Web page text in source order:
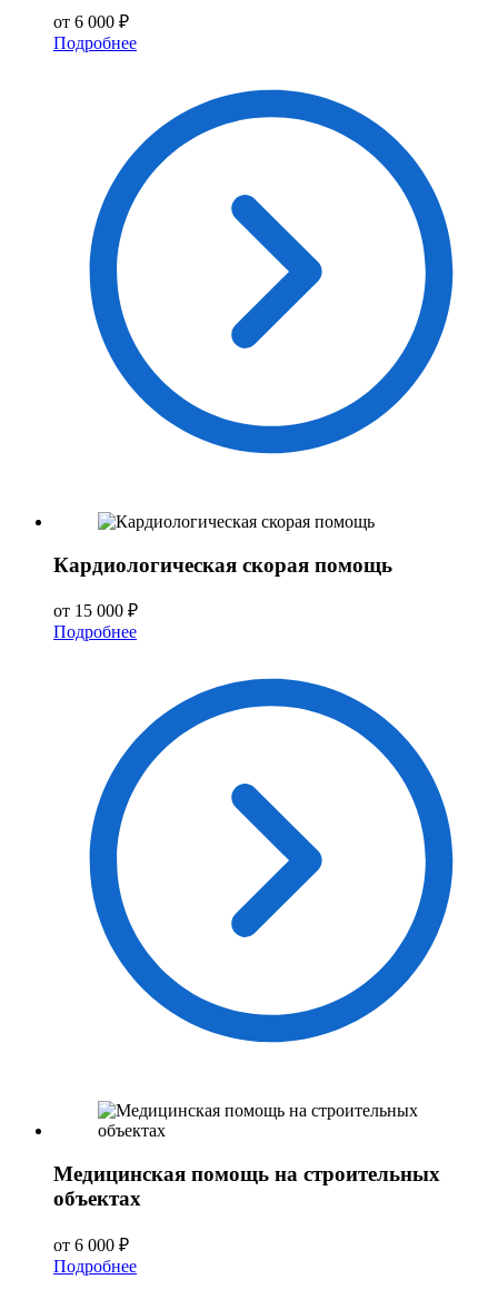
от 6 000 ₽
Подробнее
Кардиологическая скорая помощь
от 15 000 ₽
Подробнее
Медицинская помощь на строительных
объектах
от 6 000 ₽
Подробнее